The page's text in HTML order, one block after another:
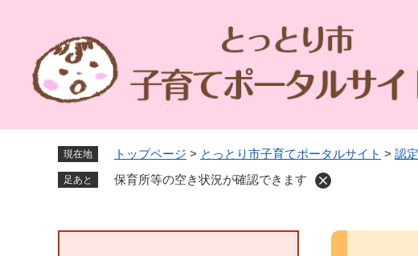
現在地 トップページ > とっとり市子育てポータルサイト > 認
足あと 保育所等の空き状況が確認できます
本